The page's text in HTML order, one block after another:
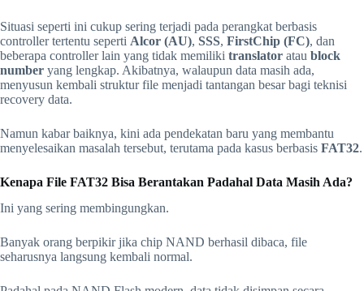
Situasi seperti ini cukup sering terjadi pada perangkat berbasis
controller tertentu seperti Alcor (AU), SSS, FirstChip (FC), dan
beberapa controller lain yang tidak memiliki translator atau block
number yang lengkap. Akibatnya, walaupun data masih ada,
menyusun kembali struktur file menjadi tantangan besar bagi teknisi
recovery data.
Namun kabar baiknya, kini ada pendekatan baru yang membantu
menyelesaikan masalah tersebut, terutama pada kasus berbasis FAT32.
Kenapa File FAT32 Bisa Berantakan Padahal Data Masih Ada?
Ini yang sering membingungkan.
Banyak orang berpikir jika chip NAND berhasil dibaca, file
seharusnya langsung kembali normal.